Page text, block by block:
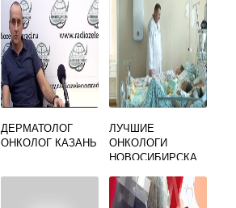
ДЕРМАТОЛОГ
ОНКОЛОГ КАЗАНЬ
ЛУЧШИЕ
ОНКОЛОГИ
НОВОСИБИРСКА